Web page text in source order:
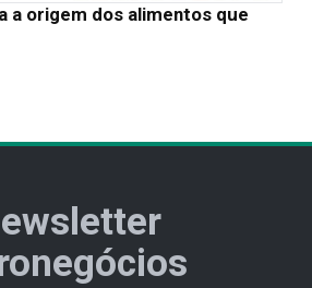
a origem dos alimentos que